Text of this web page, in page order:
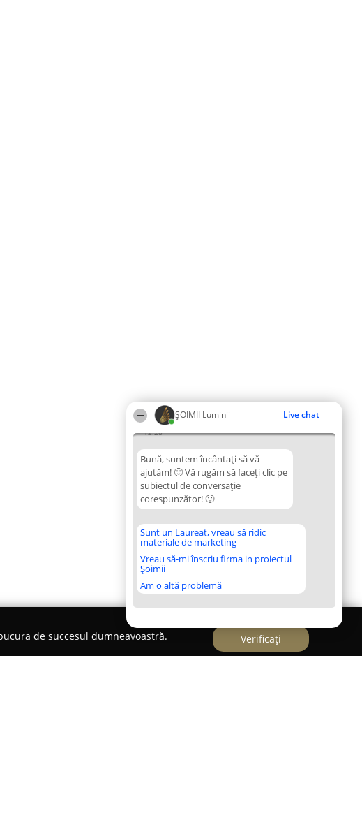
ȘOIMII Luminii Live chat
12:28
Bună, suntem încântați să vă
ajutăm! 🙂 Vă rugăm să faceți clic pe
subiectul de conversație
corespunzător! 🙂
Sunt un Laureat, vreau să ridic
materiale de marketing
Vreau să-mi înscriu firma in proiectul
Șoimii
Am o altă problemă
de succesul dumneavoastră.
Verificați